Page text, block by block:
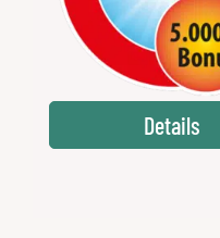
Details